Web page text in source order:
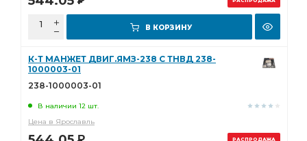
В КОРЗИНУ
РАСПРОДАЖА
К-Т МАНЖЕТ ДВИГ.ЯМЗ-238 С ТНВД 238-
1000003-01
238-1000003-01
В наличии 12 шт.
Цена в Ярославль